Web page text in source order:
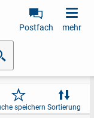
Postfach mehr
speichern Sortierung